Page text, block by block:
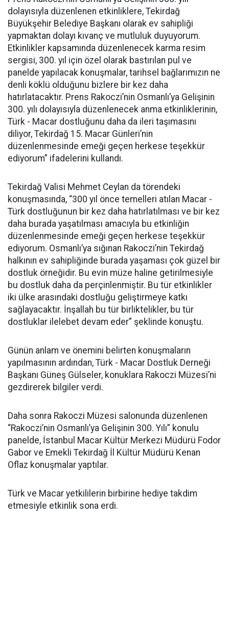
dolayısıyla düzenlenen etkinliklere, Tekirdağ
Büyükşehir Belediye Başkanı olarak ev sahipliği
yapmaktan dolayı kıvanç ve mutluluk duyuyorum.
Etkinlikler kapsamında düzenlenecek karma resim
sergisi, 300. yıl için özel olarak bastırılan pul ve
panelde yapılacak konuşmalar, tarihsel bağlarımızın ne
denli köklü olduğunu bizlere bir kez daha
hatırlatacaktır. Prens Rakoczi’nin Osmanlı’ya Gelişinin
300. yılı dolayısıyla düzenlenecek anma etkinliklerinin,
Türk - Macar dostluğunu daha da ileri taşımasını
diliyor, Tekirdağ 15. Macar Günleri’nin
düzenlenmesinde emeği geçen herkese teşekkür
ediyorum” ifadelerini kullandı.
Tekirdağ Valisi Mehmet Ceylan da törendeki
konuşmasında, “300 yıl önce temelleri atılan Macar -
Türk dostluğunun bir kez daha hatırlatılması ve bir kez
daha burada yaşatılması amacıyla bu etkinliğin
düzenlenmesinde emeği geçen herkese teşekkür
ediyorum. Osmanlı’ya sığınan Rakoczi’nin Tekirdağ
halkının ev sahipliğinde burada yaşaması çok güzel bir
dostluk örneğidir. Bu evin müze haline getirilmesiyle
bu dostluk daha da perçinlenmiştir. Bu tür etkinlikler
iki ülke arasındaki dostluğu geliştirmeye katkı
sağlayacaktır. İnşallah bu tür birliktelikler, bu tür
dostluklar ilelebet devam eder” şeklinde konuştu.
Günün anlam ve önemini belirten konuşmaların
yapılmasının ardından, Türk - Macar Dostluk Derneği
Başkanı Güneş Gülseler, konuklara Rakoczi Müzesi’ni
gezdirerek bilgiler verdi.
Daha sonra Rakoczi Müzesi salonunda düzenlenen
“Rakoczi’nin Osmanlı’ya Gelişinin 300. Yılı” konulu
panelde, İstanbul Macar Kültür Merkezi Müdürü Fodor
Gabor ve Emekli Tekirdağ İl Kültür Müdürü Kenan
Oflaz konuşmalar yaptılar.
Türk ve Macar yetkililerin birbirine hediye takdim
etmesiyle etkinlik sona erdi.